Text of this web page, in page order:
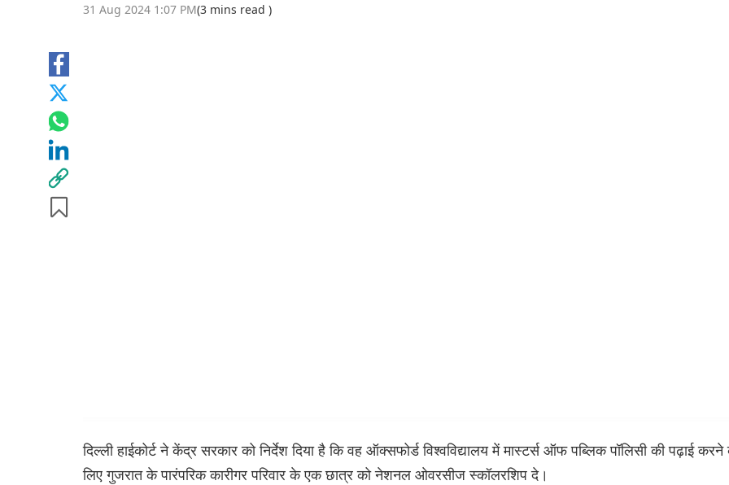
31 Aug 2024 1:07 PM(3 mins read )
दिल्ली हाईकोर्ट ने केंद्र सरकार को निर्देश दिया है कि वह ऑक्सफोर्ड विश्वविद्यालय में मास्टर्स ऑफ पब्लिक पॉलिसी की पढ़ाई
लिए गुजरात के पारंपरिक कारीगर परिवार के एक छात्र को नेशनल ओवरसीज स्कॉलरशिप दे।